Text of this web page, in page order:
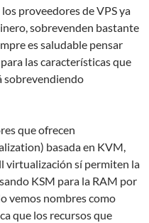
proveedores de VPS ya
sobrevenden bastante
es saludable pensar
las características que
sobrevendiendo
que ofrecen
basada en KVM,
virtualización sí permiten la
KSM para la RAM por
vemos nombres como
que los recursos que